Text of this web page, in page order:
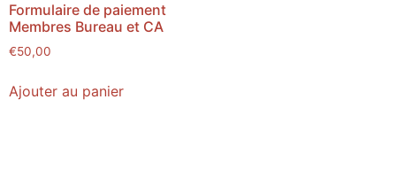
Formulaire de paiement
Membres Bureau et CA
€50,00
Ajouter au panier